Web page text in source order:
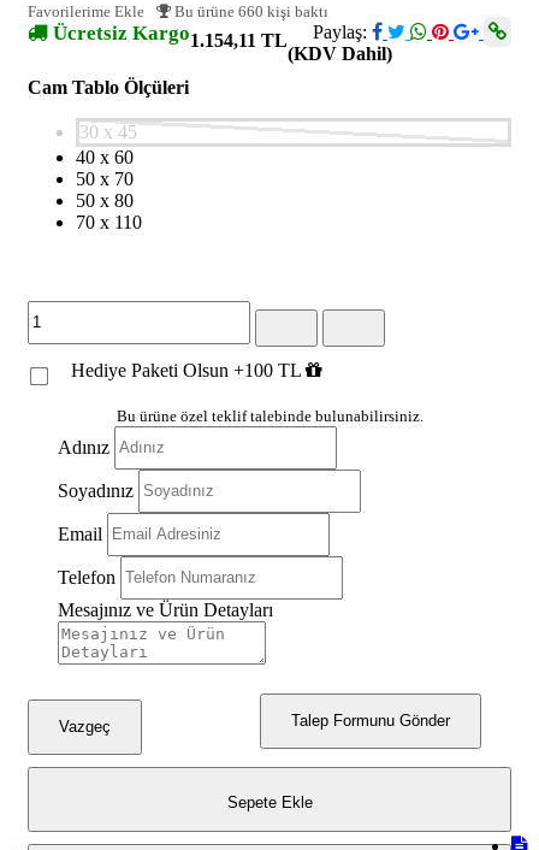
Favorilerime Ekle Bu ürüne 660 kişi baktı
Ücretsiz Kargo Paylaş:
1.154,11 TL
(KDV Dahil)
Cam Tablo Ölçüleri
30 x 45
40 x 60
50 x 70
50 x 80
70 x 110
Hediye Paketi Olsun +100 TL
Bu ürüne özel teklif talebinde bulunabilirsiniz.
Adınız
Soyadınız
Email
Telefon
Mesajınız ve Ürün Detayları
Talep Formunu Gönder
Vazgeç
Sepete Ekle